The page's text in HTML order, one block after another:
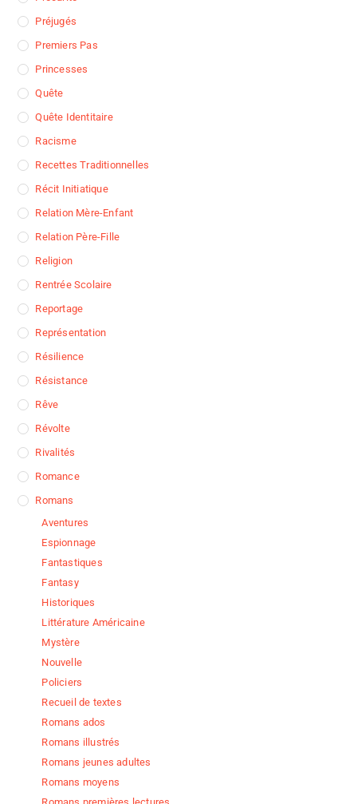
Préjugés
Premiers Pas
Princesses
Quête
Quête Identitaire
Racisme
Recettes Traditionnelles
Récit Initiatique
Relation Mère-Enfant
Relation Père-Fille
Religion
Rentrée Scolaire
Reportage
Représentation
Résilience
Résistance
Rêve
Révolte
Rivalités
Romance
Romans
Aventures
Espionnage
Fantastiques
Fantasy
Historiques
Littérature Américaine
Mystère
Nouvelle
Policiers
Recueil de textes
Romans ados
Romans illustrés
Romans jeunes adultes
Romans moyens